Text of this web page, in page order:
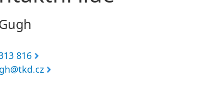
816